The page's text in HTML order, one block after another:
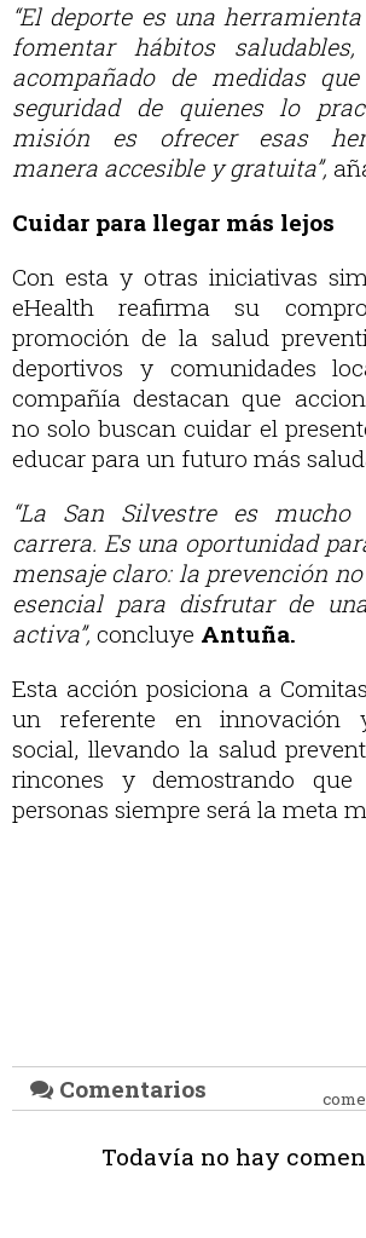
“El deporte es una
fomentar hábitos
acompañado de medidas
seguridad de quienes lo
misión es ofrecer esas
manera accesible y gratuita”,
Cuidar para llegar más lejos
Con esta y otras iniciativas
eHealth reafirma su
promoción de la salud
deportivos y comunidades
compañía destacan que
no solo buscan cuidar el
educar para un futuro más
“La San Silvestre es
carrera. Es una oportunidad
mensaje claro: la prevención
esencial para disfrutar de
activa”, concluye Antuña.
Esta acción posiciona a
un referente en innovación
social, llevando la salud
rincones y demostrando
personas siempre será la meta
Comentarios
Todavía no hay